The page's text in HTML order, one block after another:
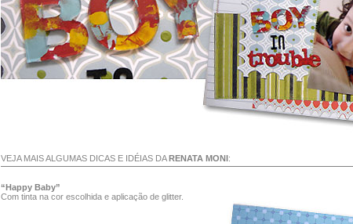
VEJA MAIS ALGUMAS DICAS E IDÉIAS DARENATA MONI:
“Happy Baby”
Com tinta na cor escolhida e aplicação de glitter.